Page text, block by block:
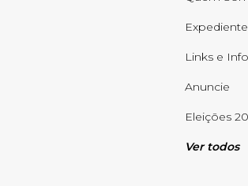
Expediente
Links e
Anuncie
Eleições
Ver todos